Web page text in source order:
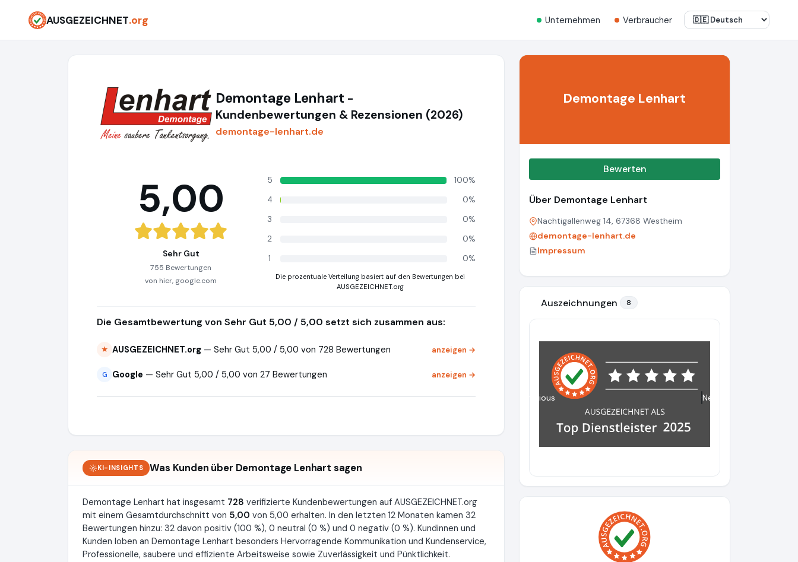
AUSGEZEICHNET.org Unternehmen Verbraucher
Demontage Lenhart -
Kundenbewertungen & Rezensionen (2026)
demontage-lenhart.de
5,00
Sehr Gut
755 Bewertungen
von hier, google.com
5
100%
4
0%
3
0%
2
0%
1
0%
Die prozentuale Verteilung basiert auf den Bewertungen bei
AUSGEZEICHNET.org
Die Gesamtbewertung von Sehr Gut 5,00 / 5,00 setzt sich zusammen aus:
★ AUSGEZEICHNET.org — Sehr Gut 5,00 / 5,00 von 728 Bewertungen anzeigen →
G Google — Sehr Gut 5,00 / 5,00 von 27 Bewertungen anzeigen →
KI-INSIGHTS Was Kunden über Demontage Lenhart sagen
Demontage Lenhart hat insgesamt 728 verifizierte Kundenbewertungen auf AUSGEZEICHNET.org
mit einem Gesamtdurchschnitt von 5,00 von 5,00 erhalten. In den letzten 12 Monaten kamen 32
Bewertungen hinzu: 32 davon positiv (100 %), 0 neutral (0 %) und 0 negativ (0 %). Kundinnen und
Kunden loben an Demontage Lenhart besonders Hervorragende Kommunikation und Kundenservice,
Professionelle, saubere und effiziente Arbeitsweise sowie Zuverlässigkeit und Pünktlichkeit.
Demontage Lenhart
Bewerten
Über Demontage Lenhart
Nachtigallenweg 14, 67368 Westheim
demontage-lenhart.de
Impressum
Auszeichnungen 8
Previous Next